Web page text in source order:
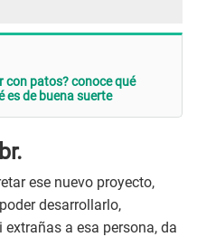
con patos? conoce qué
es de buena suerte
ese nuevo proyecto,
desarrollarlo,
a esa persona, da